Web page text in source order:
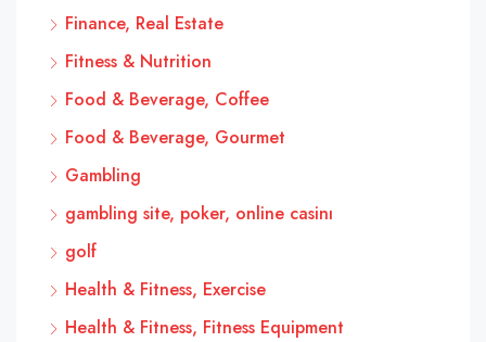
Finance, Real Estate
Fitness & Nutrition
Food & Beverage, Coffee
Food & Beverage, Gourmet
Gambling
gambling site, poker, online casinı
golf
Health & Fitness, Exercise
Health & Fitness, Fitness Equipment